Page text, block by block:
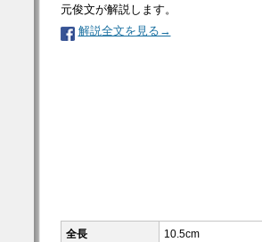
元俊文が解説します。
解説全文を見る→
全長 10.5cm